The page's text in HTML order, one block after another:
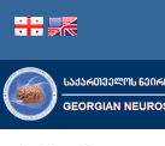
Skip to content